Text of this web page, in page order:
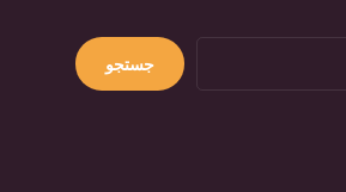
جستجو